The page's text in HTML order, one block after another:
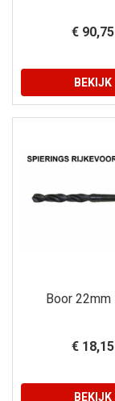
€ 90,75
BEKIJK
Boor 22mm
€ 18,15
BEKIJK